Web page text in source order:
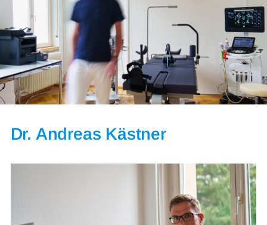
Dr. Andreas Kästner